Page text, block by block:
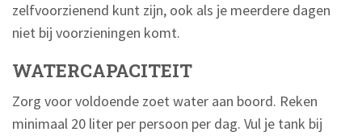
zelfvoorzienend kunt zijn, ook als je meerdere dagen
niet bij voorzieningen komt.
WATERCAPACITEIT
Zorg voor voldoende zoet water aan boord. Reken
minimaal 20 liter per persoon per dag. Vul je tank bij